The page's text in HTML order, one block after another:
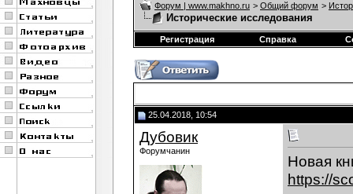
Форум | www.makhno.ru > Общий форум >
Исторические исследования
Регистрация Справка
25.04.2018, 10:54
Дубовик
Форумчанин
Новая
https://